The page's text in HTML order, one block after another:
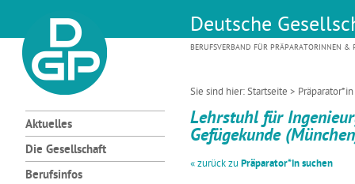
Deutsche
BERUFSVERBAND FÜR PRÄPARATORINNEN &
Sie sind hier:Startseite >
Aktuelles
Die Gesellschaft
Berufsinfos
Lehrstuhl für
Gefügekunde
« zurück zu Präparator*in suchen